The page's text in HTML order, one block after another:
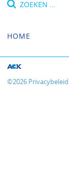
Zoeken
HOME
©2026 Privacybeleid